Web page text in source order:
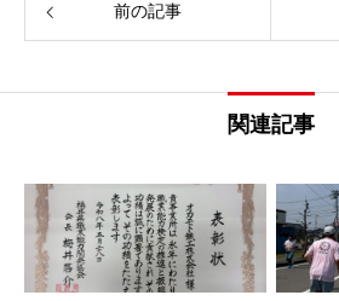
前の記事
関連記事